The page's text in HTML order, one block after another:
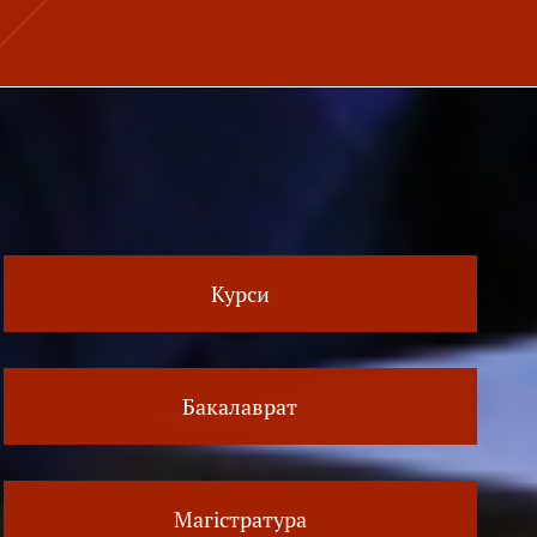
Курси
Бакалаврат
Магістратура